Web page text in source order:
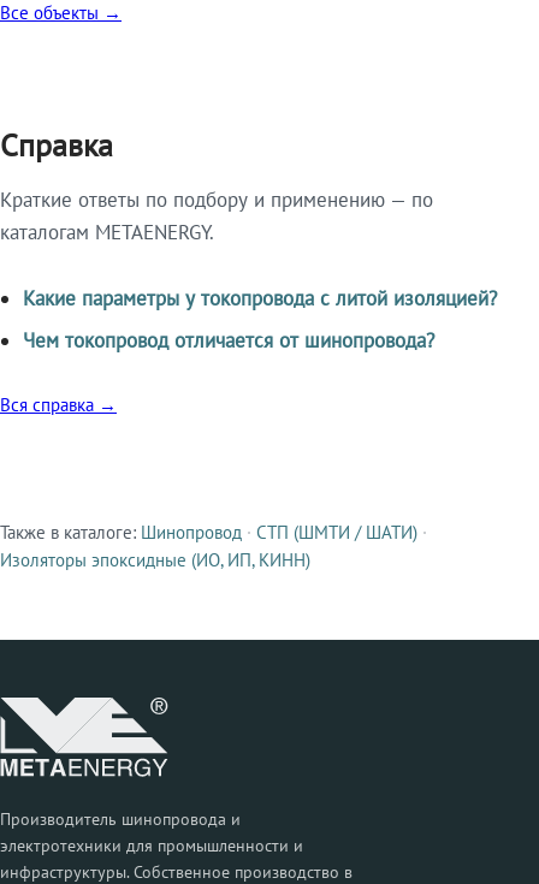
Все объекты →
Справка
Краткие ответы по подбору и применению — по
каталогам METAENERGY.
Какие параметры у токопровода с литой изоляцией?
Чем токопровод отличается от шинопровода?
Вся справка →
Смежные продукты
Также в каталоге: Шинопровод · СТП (ШМТИ / ШАТИ) ·
Изоляторы эпоксидные (ИО, ИП, КИНН)
Производитель шинопровода и
электротехники для промышленности и
инфраструктуры. Собственное производство в